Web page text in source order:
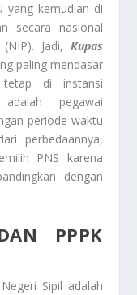
yang kemudian di
secara nasional
Jadi, Kupas
paling mendasar
di instansi
pegawai
periode waktu
perbedaannya,
PNS karena
dengan
PPPK
Sipil adalah